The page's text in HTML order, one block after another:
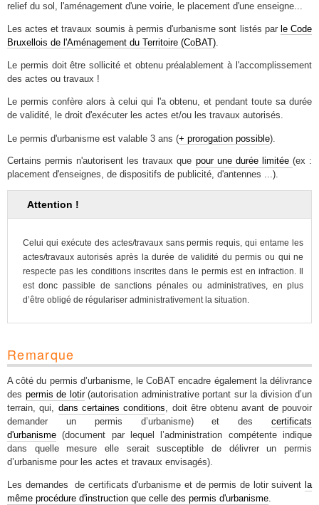
relief du sol, l'aménagement d'une voirie, le placement d'une enseigne...
Les actes et travaux soumis à permis d'urbanisme sont listés par le Code
Bruxellois de l'Aménagement du Territoire (CoBAT).
Le permis doit être sollicité et obtenu préalablement à l'accomplissement
des actes ou travaux !
Le permis confère alors à celui qui l'a obtenu, et pendant toute sa durée
de validité, le droit d'exécuter les actes et/ou les travaux autorisés.
Le permis d'urbanisme est valable 3 ans (+ prorogation possible).
Certains permis n'autorisent les travaux que pour une durée limitée (ex :
placement d'enseignes, de dispositifs de publicité, d'antennes ...).
Attention !
Celui qui exécute des actes/travaux sans permis requis, qui entame les
actes/travaux autorisés après la durée de validité du permis ou qui ne
respecte pas les conditions inscrites dans le permis est en infraction. Il
est donc passible de sanctions pénales ou administratives, en plus
d’être obligé de régulariser administrativement la situation.
Remarque
A côté du permis d’urbanisme, le CoBAT encadre également la délivrance
des permis de lotir(autorisation administrative portant sur la division d’un
terrain, qui, dans certaines conditions, doit être obtenu avant de pouvoir
demander un permis d’urbanisme) et des certificats
d'urbanisme (document par lequel l’administration compétente indique
dans quelle mesure elle serait susceptible de délivrer un permis
d’urbanisme pour les actes et travaux envisagés).
Les demandes de certificats d'urbanisme et de permis de lotir suivent la
même procédure d'instruction que celle des permis d'urbanisme